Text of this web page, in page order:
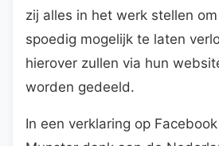
zij alles in het werk stellen
spoedig mogelijk te laten
hierover zullen via hun
worden gedeeld.
In een verklaring op